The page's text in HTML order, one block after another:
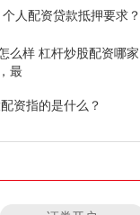
人配资贷款抵押要求？
么样 杠杆炒股配资哪家
最
资指的是什么？